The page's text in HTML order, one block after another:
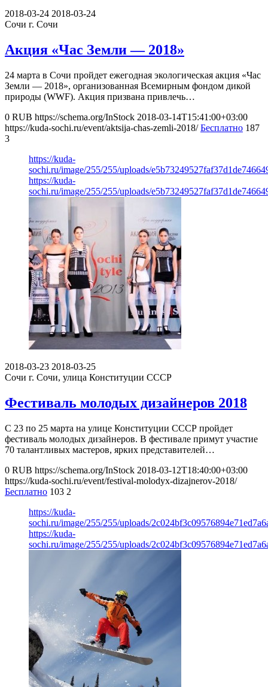
2018-03-24 2018-03-24
Сочи г. Сочи
Акция «Час Земли — 2018»
24 марта в Сочи пройдет ежегодная экологическая акция «Час
Земли — 2018», организованная Всемирным фондом дикой
природы (WWF). Акция призвана привлечь…
0 RUB https://schema.org/InStock 2018-03-14T15:41:00+03:00
https://kuda-sochi.ru/event/aktsija-chas-zemli-2018/ Бесплатно 187
3
https://kuda-
sochi.ru/image/255/255/uploads/
https://kuda-
sochi.ru/image/255/255/uploads/
2018-03-23 2018-03-25
Сочи г. Сочи, улица Конституции СССР
Фестиваль молодых дизайнеров 2018
С 23 по 25 марта на улице Конституции СССР пройдет
фестиваль молодых дизайнеров. В фестивале примут участие
70 талантливых мастеров, ярких представителей…
0 RUB https://schema.org/InStock 2018-03-12T18:40:00+03:00
https://kuda-sochi.ru/event/festival-molodyx-dizajnerov-2018/
Бесплатно 103 2
https://kuda-
sochi.ru/image/255/255/uploads/
https://kuda-
sochi.ru/image/255/255/uploads/